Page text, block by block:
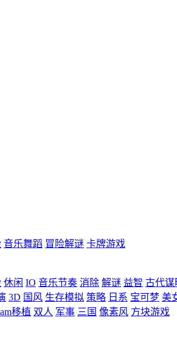
音乐舞蹈 冒险解谜 卡牌游戏
休闲 IO 音乐节奏 消除 解谜 益智 古代谋
3D 国风 生存模拟 策略 日系 宝可梦 美
移植 双人 军事 三国 像素风 方块游戏